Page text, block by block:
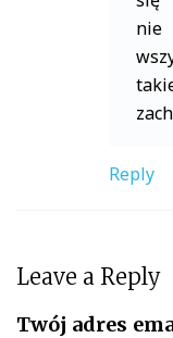
nie
Reply
Leave a Reply
Twój adres